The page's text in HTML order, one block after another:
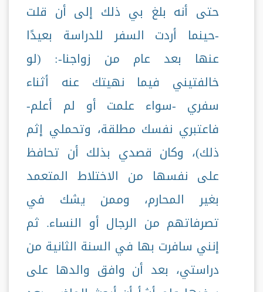
حتى أنه بلغ بي ذلك إلى أن قلت
-حينما أردت السفر للدراسة بعيدًا
عنها بعد عام من زواجنا-: (لو
خالفتيني فيما نهيتك عنه أثناء
سفري -سواء علمت أو لم أعلم-
فاعتبري نفسك مطلقة، وتحملي إثم
ذلك)، وكان قصدي بذلك أن تحافظ
على نفسها من الاختلاط المتعمد
بغير المحارم، وممن يشك في
تصرفاتهم من الرجال أو النساء. ثم
إنني سافرت بها في السنة الثانية من
دراستي، بعد أن وافق والدها على